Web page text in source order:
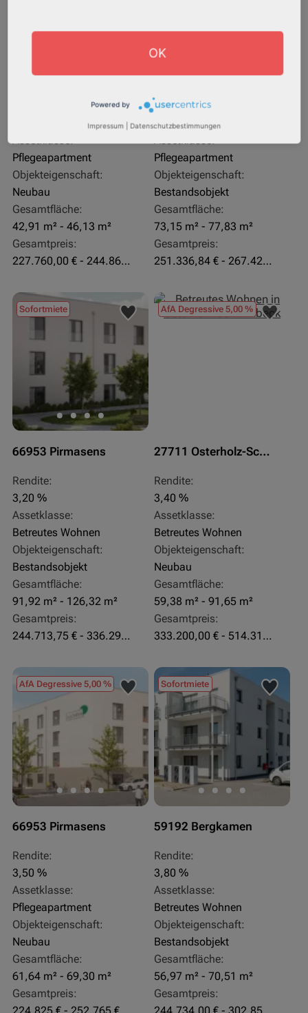
27711 Osterholz-Scharmbeck
Assetklasse:
Pflegeapartment
Objekteigenschaft:
Neubau
Gesamtfläche:
42,91 m² - 46,13 m²
Gesamtpreis:
227.760,00 € - 244.860,00 €
32469 Petershagen
Rendite:
4,07 %
Assetklasse:
Pflegeapartment
Objekteigenschaft:
Bestandsobjekt
Gesamtfläche:
73,15 m² - 77,83 m²
Gesamtpreis:
251.336,84 € - 267.420,00 €
Sofortmiete
66953 Pirmasens
Rendite:
3,20 %
Assetklasse:
Betreutes Wohnen
Objekteigenschaft:
Bestandsobjekt
Gesamtfläche:
91,92 m² - 126,32 m²
Gesamtpreis:
244.713,75 € - 336.292 €
AfA Degressive 5,00 %
27711 Osterholz-Scharmbeck
Rendite:
3,40 %
Assetklasse:
Betreutes Wohnen
Objekteigenschaft:
Neubau
Gesamtfläche:
59,38 m² - 91,65 m²
Gesamtpreis:
333.200,00 € - 514.310,00 €
AfA Degressive 5,00 %
66953 Pirmasens
Rendite:
3,50 %
Assetklasse:
Pflegeapartment
Objekteigenschaft:
Neubau
Gesamtfläche:
61,64 m² - 69,30 m²
Gesamtpreis:
Sofortmiete
59192 Bergkamen
Rendite:
3,80 %
Assetklasse:
Betreutes Wohnen
Objekteigenschaft:
Bestandsobjekt
Gesamtfläche:
56,97 m² - 70,51 m²
Gesamtpreis:
OK
Powered by
Impressum Datenschutzbestimmungen